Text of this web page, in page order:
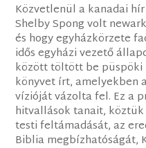
Közvetlenül a kanadai
Shelby Spong volt
és hogy egyházkörzete
idős egyházi vezető
között töltött be püspöki
könyvet írt, amelyekben
vízióját vázolta fel. Ez a
hitvallások tanait,
testi feltámadását, az
Biblia megbízhatóságát,